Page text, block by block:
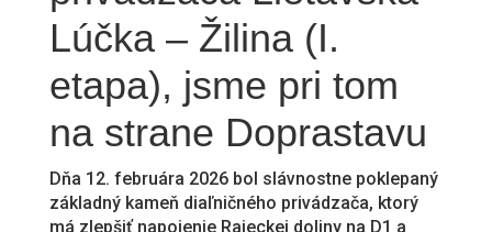
Lúčka – Žilina (I.
etapa), jsme pri tom
na strane Doprastavu
Dňa 12. februára 2026 bol slávnostne poklepaný
základný kameň diaľničného privádzača, ktorý
má zlepšiť napojenie Rajeckej doliny na D1 a